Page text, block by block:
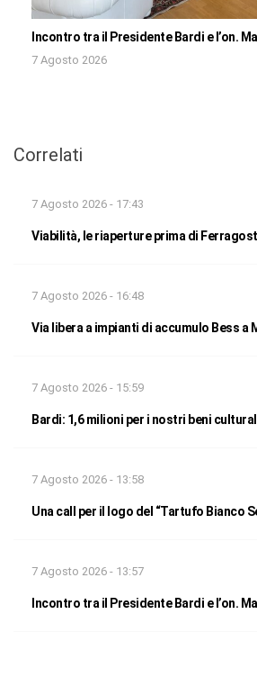
Incontro tra il Presidente Bardi e l’on.
7 Agosto 2026
Correlati
7 Agosto 2026 - 17:43
Viabilità, le riaperture prima di
7 Agosto 2026 - 16:48
Via libera a impianti di accumulo Bess a
7 Agosto 2026 - 15:59
Bardi: 1,6 milioni per i nostri beni
7 Agosto 2026 - 13:58
Una call per il logo del “Tartufo Bianco
7 Agosto 2026 - 13:57
Incontro tra il Presidente Bardi e l’on.